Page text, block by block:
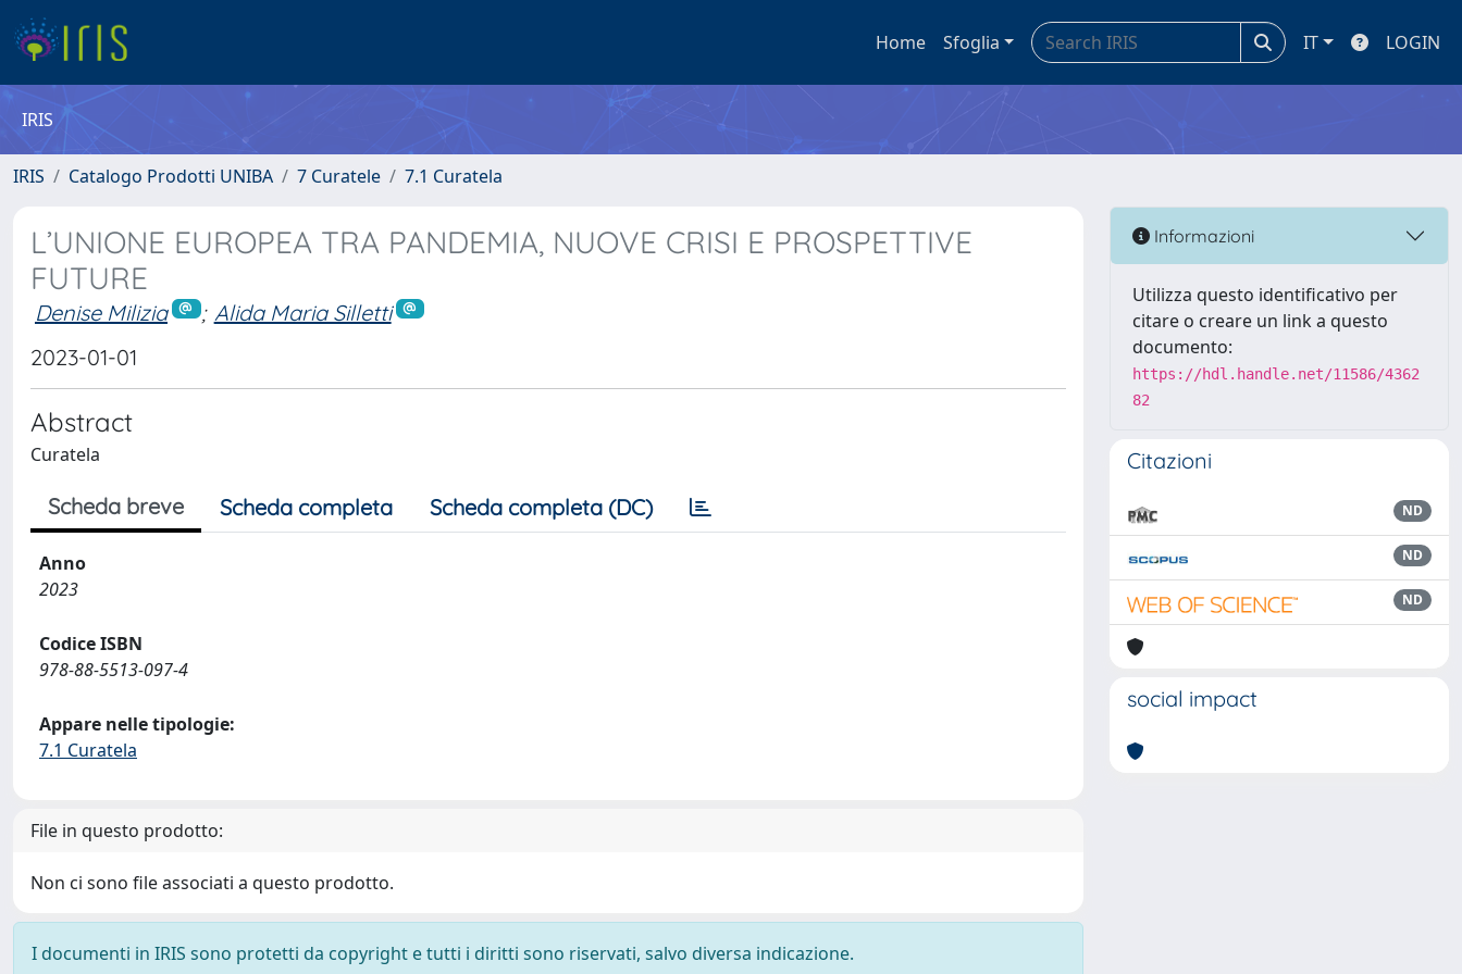
Home Sfoglia IT LOGIN
IRIS
IRIS Catalogo Prodotti UNIBA 7 Curatele 7.1 Curatela
L’UNIONE EUROPEA TRA PANDEMIA, NUOVE CRISI E PROSPETTIVE
FUTURE
Denise Milizia ; Alida Maria Silletti
2023-01-01
Abstract
Curatela
Scheda breve Scheda completa Scheda completa (DC)
Anno
2023
Codice ISBN
978-88-5513-097-4
Appare nelle tipologie:
7.1 Curatela
File in questo prodotto:
Non ci sono file associati a questo prodotto.
I documenti in IRIS sono protetti da copyright e tutti i diritti sono riservati, salvo diversa indicazione.
Informazioni
Utilizza questo identificativo per
citare o creare un link a questo
documento:
https://hdl.handle.net/11586/4362
82
Citazioni
ND
ND
ND
social impact